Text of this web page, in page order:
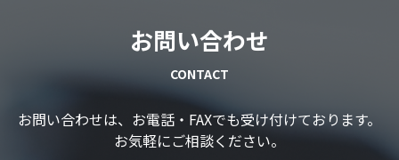
お問い合わせ
CONTACT
お問い合わせは、お電話・FAXでも受け付けております。
お気軽にご相談ください。